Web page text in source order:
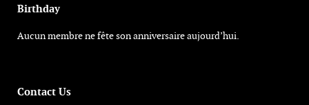
Birthday
Aucun membre ne fête son anniversaire aujourd’hui.
Contact Us